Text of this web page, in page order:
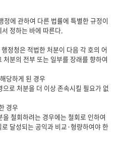
에 관하여 다른 법률에 특별한 규정이
정하는 바에 따른다.
정청은 적법한 처분이 다음 각 호의 어
분의 전부 또는 일부를 장래를 향하여
달성되는 공익과 비교·형량하여야 한